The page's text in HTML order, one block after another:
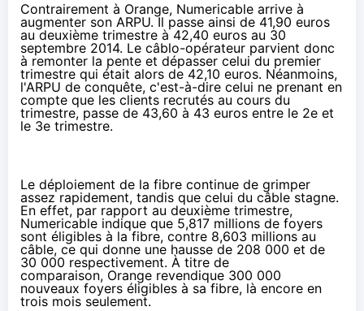
Contrairement à Orange, Numericable arrive à
augmenter son ARPU. Il passe ainsi de 41,90 euros
au deuxième trimestre à 42,40 euros au 30
septembre 2014. Le câblo-opérateur parvient donc
à remonter la pente et dépasser celui du premier
trimestre qui était alors de 42,10 euros. Néanmoins,
l'ARPU de conquête, c'est-à-dire celui ne prenant en
compte que les clients recrutés au cours du
trimestre, passe de 43,60 à 43 euros entre le 2e et
le 3e trimestre.
Le déploiement de la fibre continue de grimper
assez rapidement, tandis que celui du câble stagne.
En effet, par rapport au deuxième trimestre,
Numericable indique que 5,817 millions de foyers
sont éligibles à la fibre, contre 8,603 millions au
câble, ce qui donne une hausse de 208 000 et de
30 000 respectivement. À titre de
comparaison, Orange revendique 300 000
nouveaux foyers éligibles à sa fibre, là encore en
trois mois seulement.